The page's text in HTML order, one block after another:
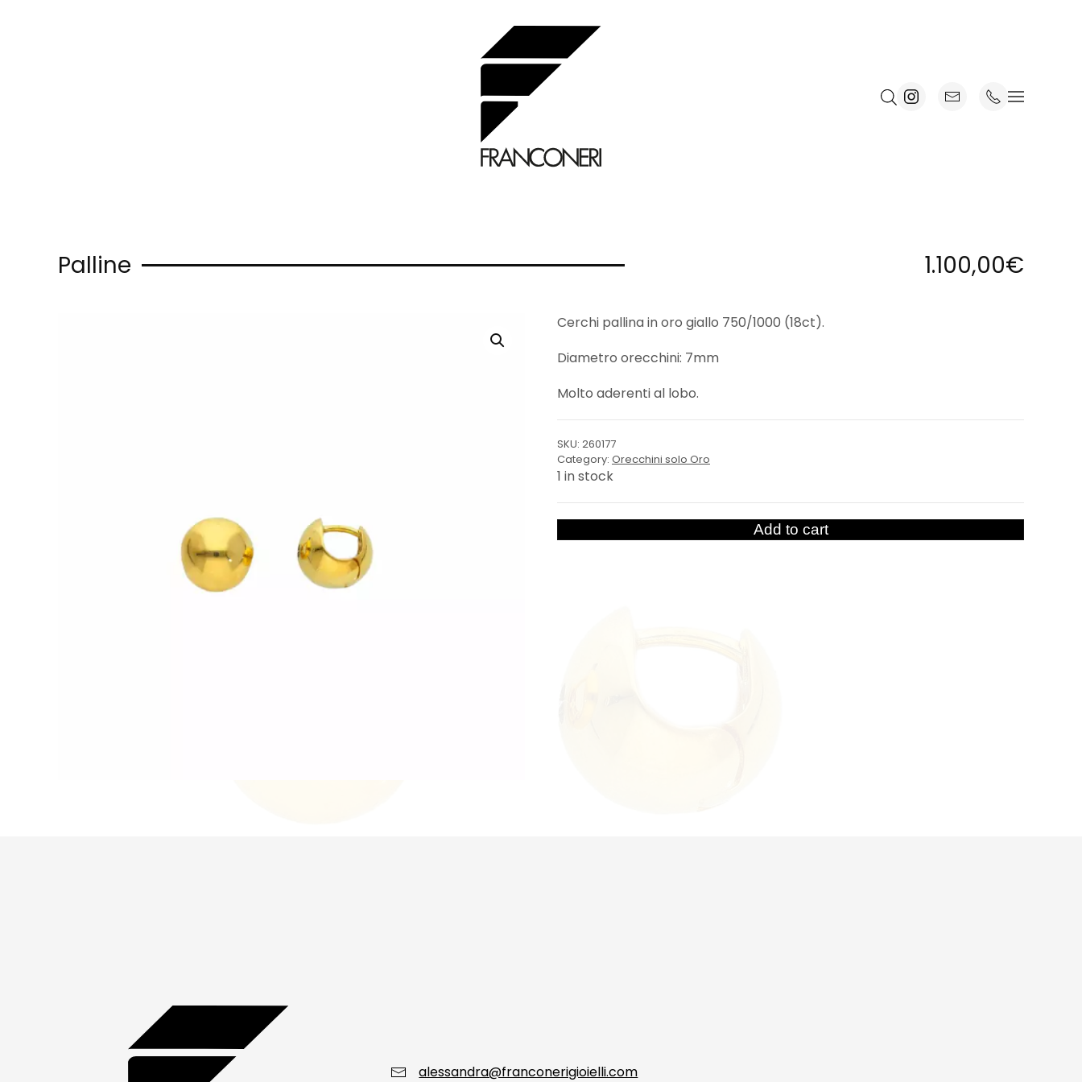
Palline 1.100,00€
Cerchi pallina in oro giallo 750/1000 (18ct).
Diametro orecchini: 7mm
Molto aderenti al lobo.
SKU: 260177
Category: Orecchini solo Oro
1 in stock
Add to cart
alessandra@franconerigioielli.com